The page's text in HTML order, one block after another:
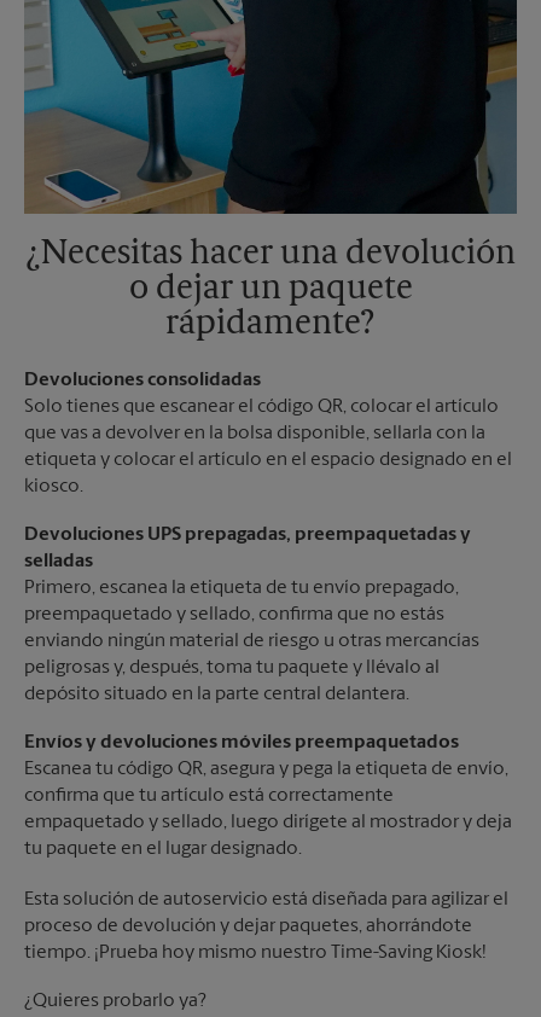
¿Necesitas hacer una devolución
o dejar un paquete
rápidamente?
Devoluciones consolidadas
Solo tienes que escanear el código QR, colocar el artículo
que vas a devolver en la bolsa disponible, sellarla con la
etiqueta y colocar el artículo en el espacio designado en el
kiosco.
Devoluciones UPS prepagadas, preempaquetadas y
selladas
Primero, escanea la etiqueta de tu envío prepagado,
preempaquetado y sellado, confirma que no estás
enviando ningún material de riesgo u otras mercancías
peligrosas y, después, toma tu paquete y llévalo al
depósito situado en la parte central delantera.
Envíos y devoluciones móviles preempaquetados
Escanea tu código QR, asegura y pega la etiqueta de envío,
confirma que tu artículo está correctamente
empaquetado y sellado, luego dirígete al mostrador y deja
tu paquete en el lugar designado.
Esta solución de autoservicio está diseñada para agilizar el
proceso de devolución y dejar paquetes, ahorrándote
tiempo. ¡Prueba hoy mismo nuestro Time-Saving Kiosk!
¿Quieres probarlo ya?